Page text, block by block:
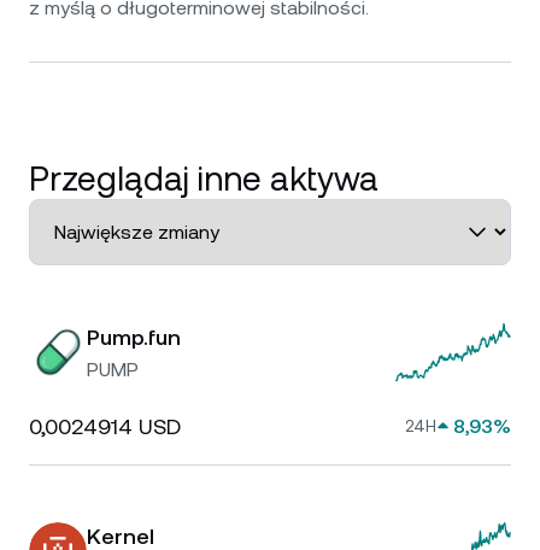
z myślą o długoterminowej stabilności.
Przeglądaj inne aktywa
Pump.fun
PUMP
0,0024914 USD 24H 8,93%
Kernel